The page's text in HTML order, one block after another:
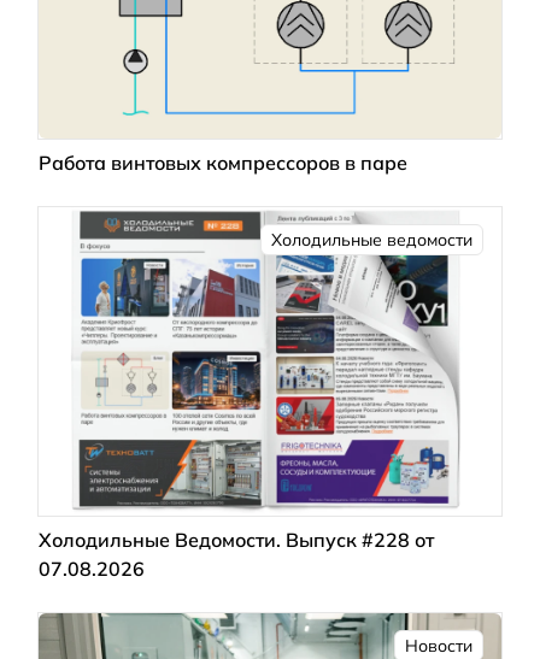
Работа винтовых компрессоров в паре
Холодильные ведомости
Холодильные Ведомости. Выпуск #228 от
07.08.2026
Новости